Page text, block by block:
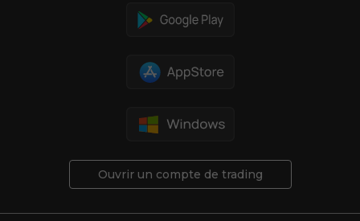
Ouvrir un compte de trading